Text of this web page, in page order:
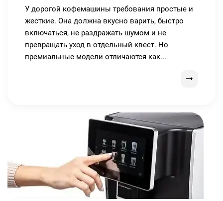
У дорогой кофемашины требования простые и
жесткие. Она должна вкусно варить, быстро
включаться, не раздражать шумом и не
превращать уход в отдельный квест. Но
премиальные модели отличаются как...